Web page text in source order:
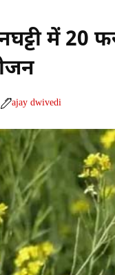
में 20
ajay dwivedi